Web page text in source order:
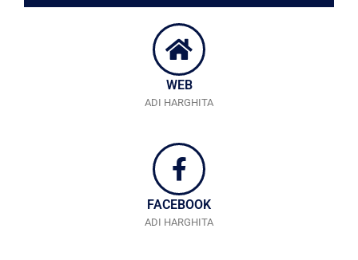
WEB
ADI HARGHITA
FACEBOOK
ADI HARGHITA